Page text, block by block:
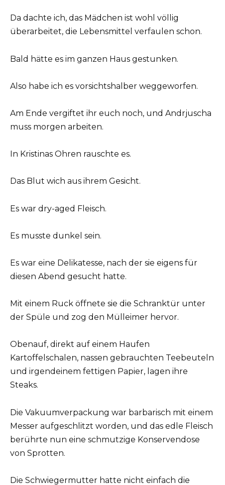
Da dachte ich, das Mädchen ist wohl völlig
überarbeitet, die Lebensmittel verfaulen schon.
Bald hätte es im ganzen Haus gestunken.
Also habe ich es vorsichtshalber weggeworfen.
Am Ende vergiftet ihr euch noch, und Andrjuscha
muss morgen arbeiten.
In Kristinas Ohren rauschte es.
Das Blut wich aus ihrem Gesicht.
Es war dry-aged Fleisch.
Es musste dunkel sein.
Es war eine Delikatesse, nach der sie eigens für
diesen Abend gesucht hatte.
Mit einem Ruck öffnete sie die Schranktür unter
der Spüle und zog den Mülleimer hervor.
Obenauf, direkt auf einem Haufen
Kartoffelschalen, nassen gebrauchten Teebeuteln
und irgendeinem fettigen Papier, lagen ihre
Steaks.
Die Vakuumverpackung war barbarisch mit einem
Messer aufgeschlitzt worden, und das edle Fleisch
berührte nun eine schmutzige Konservendose
von Sprotten.
Die Schwiegermutter hatte nicht einfach die